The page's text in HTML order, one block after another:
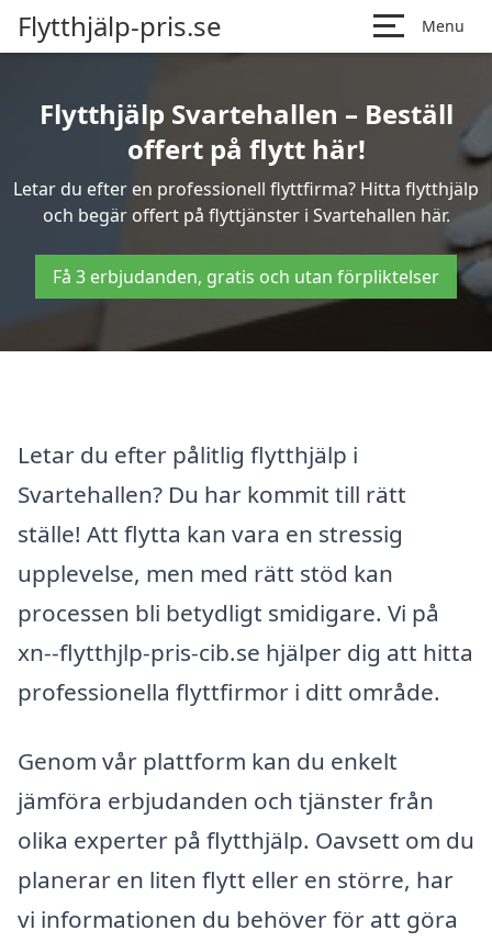
Flytthjälp-pris.se Menu
Flytthjälp Svartehallen – Beställ
offert på flytt här!
Letar du efter en professionell flyttfirma? Hitta flytthjälp
och begär offert på flyttjänster i Svartehallen här.
Få 3 erbjudanden, gratis och utan förpliktelser
Letar du efter pålitlig flytthjälp i
Svartehallen? Du har kommit till rätt
ställe! Att flytta kan vara en stressig
upplevelse, men med rätt stöd kan
processen bli betydligt smidigare. Vi på
xn--flytthjlp-pris-cib.se hjälper dig att hitta
professionella flyttfirmor i ditt område.
Genom vår plattform kan du enkelt
jämföra erbjudanden och tjänster från
olika experter på flytthjälp. Oavsett om du
planerar en liten flytt eller en större, har
vi informationen du behöver för att göra